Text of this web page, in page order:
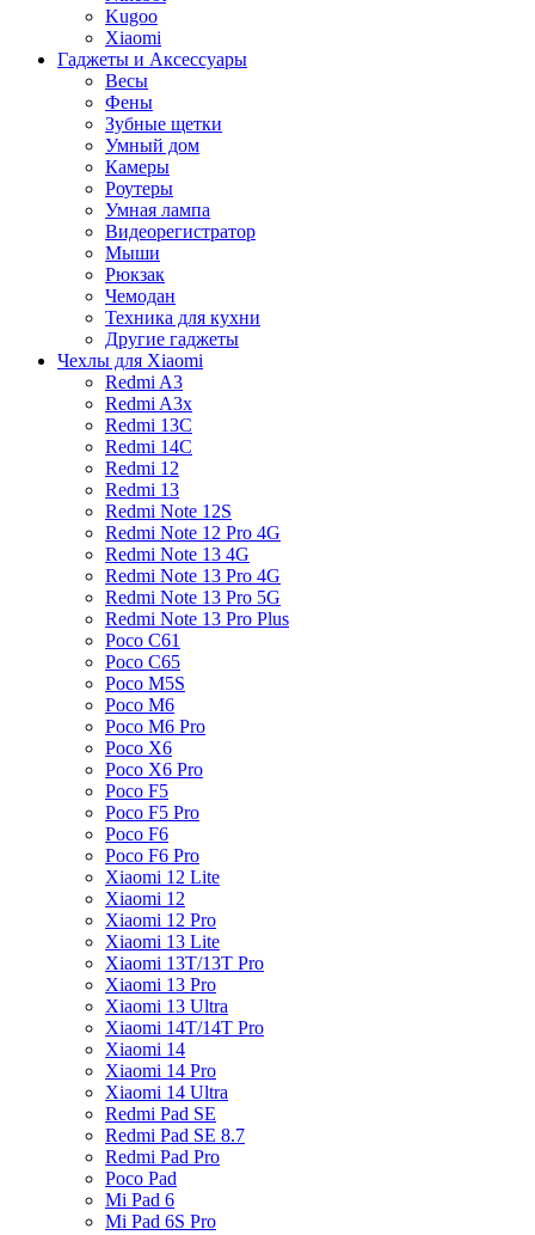
Kugoo
Xiaomi
Гаджеты и Аксессуары
Весы
Фены
Зубные щетки
Умный дом
Камеры
Роутеры
Умная лампа
Видеорегистратор
Мыши
Рюкзак
Чемодан
Техника для кухни
Другие гаджеты
Чехлы для Xiaomi
Redmi A3
Redmi A3x
Redmi 13C
Redmi 14C
Redmi 12
Redmi 13
Redmi Note 12S
Redmi Note 12 Pro 4G
Redmi Note 13 4G
Redmi Note 13 Pro 4G
Redmi Note 13 Pro 5G
Redmi Note 13 Pro Plus
Poco C61
Poco C65
Poco M5S
Poco M6
Poco M6 Pro
Poco X6
Poco X6 Pro
Poco F5
Poco F5 Pro
Poco F6
Poco F6 Pro
Xiaomi 12 Lite
Xiaomi 12
Xiaomi 12 Pro
Xiaomi 13 Lite
Xiaomi 13T/13T Pro
Xiaomi 13 Pro
Xiaomi 13 Ultra
Xiaomi 14T/14T Pro
Xiaomi 14
Xiaomi 14 Pro
Xiaomi 14 Ultra
Redmi Pad SE
Redmi Pad SE 8.7
Redmi Pad Pro
Poco Pad
Mi Pad 6
Mi Pad 6S Pro